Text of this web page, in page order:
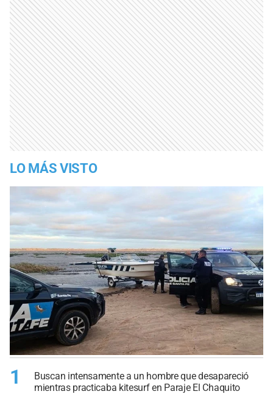
LO MÁS VISTO
1
Buscan intensamente a un hombre que desapareció
mientras practicaba kitesurf en Paraje El Chaquito